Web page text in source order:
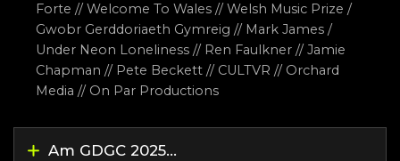
Forte // Welcome To Wales // Welsh Music Prize /
Gwobr Gerddoriaeth Gymreig // Mark James /
Under Neon Loneliness // Ren Faulkner // Jamie
Chapman // Pete Beckett // CULTVR // Orchard
Media // On Par Productions
Am GDGC 2025...